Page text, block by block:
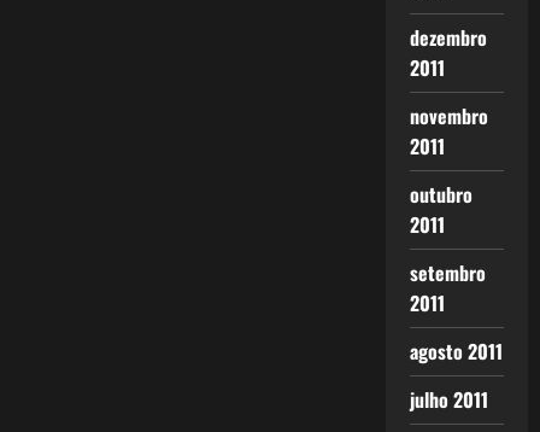
dezembro
2011
novembro
2011
outubro
2011
setembro
2011
agosto 2011
julho 2011